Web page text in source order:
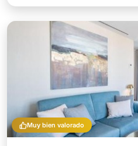
Muy bien valorado